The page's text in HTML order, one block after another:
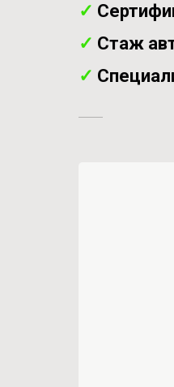
✓
✓ Стаж
✓